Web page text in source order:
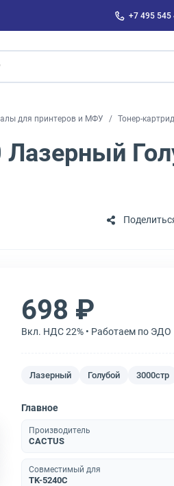
+7 495 545
для принтеров и МФУ Тонер-
698 ₽
Вкл. НДС 22% • Работаем по ЭДО
Лазерный Голубой 3000стр
Главное
Производитель
CACTUS
Совместимый для
TK-5240C